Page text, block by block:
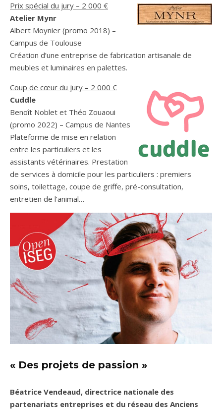
Prix spécial du jury – 2 000 €
Atelier Mynr
Albert Moynier (promo 2018) –
Campus de Toulouse
Création d’une entreprise de fabrication artisanale de
meubles et luminaires en palettes.
Coup de cœur du jury – 2 000 €
Cuddle
Benoît Noblet et Théo Zouaoui
(promo 2022) – Campus de Nantes
Plateforme de mise en relation
entre les particuliers et les
assistants vétérinaires. Prestation
de services à domicile pour les particuliers : premiers
soins, toilettage, coupe de griffe, pré-consultation,
entretien de l’animal…
« Des projets de passion »
Béatrice Vendeaud, directrice nationale des
partenariats entreprises et du réseau des Anciens